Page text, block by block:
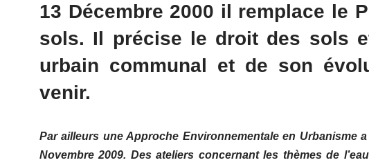
13 Décembre 2000 il remplace le
sols. Il précise le droit des sols
urbain communal et de son
venir.
Par ailleurs une Approche Environnementale en Urbanisme
Novembre 2009. Des ateliers concernant les thèmes de